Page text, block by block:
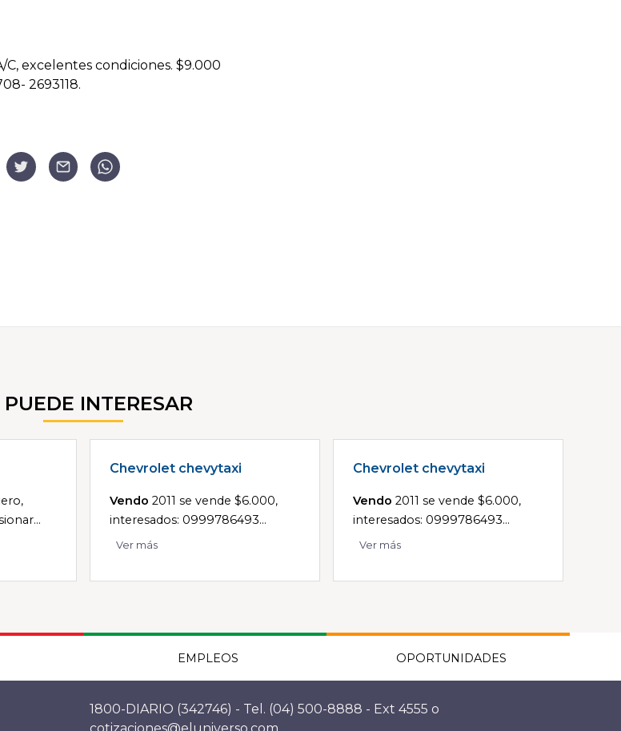
C, excelentes condiciones. $9.000
2693118.
PUEDE INTERESAR
Chevrolet chevytaxi
Vendo 2011 se vende $6.000,
interesados: 0999786493...
Ver más
Chevrolet chevytaxi
Vendo 2011 se vende $6.000,
interesados: 0999786493...
Ver más
EMPLEOS OPORTUNIDADES
1800-DIARIO (342746) - Tel. (04) 500-8888 - Ext 4555 o
cotizaciones@eluniverso.com